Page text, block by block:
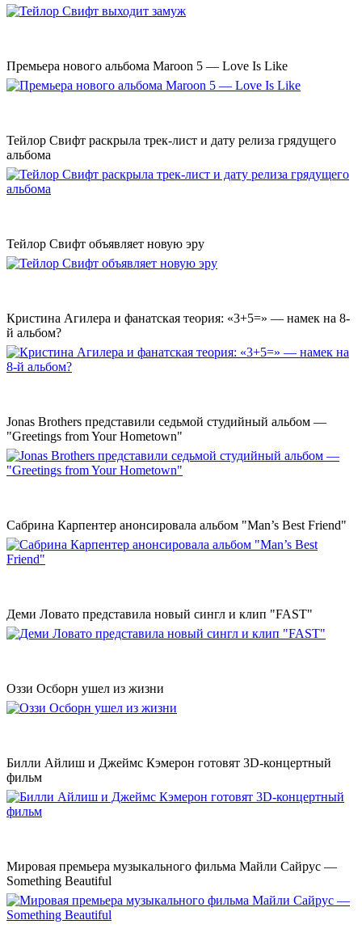
Премьера нового альбома Maroon 5 — Love Is Like
Тейлор Свифт раскрыла трек-лист и дату релиза грядущего
альбома
Тейлор Свифт объявляет новую эру
Кристина Агилера и фанатская теория: «3+5=» — намек на 8-
й альбом?
Jonas Brothers представили седьмой студийный альбом —
"Greetings from Your Hometown"
Сабрина Карпентер анонсировала альбом "Man’s Best Friend"
Деми Ловато представила новый сингл и клип "FAST"
Оззи Осборн ушел из жизни
Билли Айлиш и Джеймс Кэмерон готовят 3D-концертный
фильм
Мировая премьера музыкального фильма Майли Сайрус —
Something Beautiful